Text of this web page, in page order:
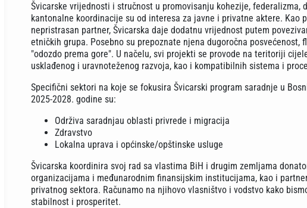
Švicarske vrijednosti i stručnost u promovisanju kohezije, federalizma,
kantonalne koordinacije su od interesa za javne i privatne aktere. Kao
nepristrasan partner, Švicarska daje dodatnu vrijednost putem
etničkih grupa. Posebno su prepoznate njena dugoročna posvećenost,
"odozdo prema gore". U načelu, svi projekti se provode na teritoriji
usklađenog i uravnoteženog razvoja, kao i kompatibilnih sistema i
Specifični sektori na koje se fokusira Švicarski program saradnje u
2025-2028. godine su:
Održiva saradnjau oblasti privrede i migracija
Zdravstvo
Lokalna uprava i općinske/opštinske usluge
Švicarska koordinira svoj rad sa vlastima BiH i drugim zemljama
organizacijama i međunarodnim finansijskim institucijama, kao i
privatnog sektora. Računamo na njihovo vlasništvo i vodstvo kako
stabilnost i prosperitet.